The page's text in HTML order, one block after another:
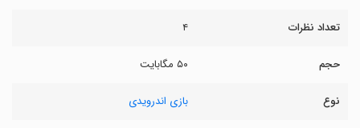
تعداد نظرات ۴
حجم ۵۰ مگابایت
نوع بازی اندرویدی